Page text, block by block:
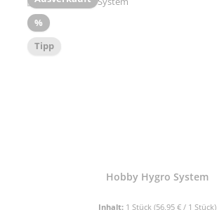
%Rabatt
Tipp
Hobby Hygro System
Inhalt: 1 Stück (56,95 € / 1 Stück)